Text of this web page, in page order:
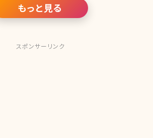
もっと見る
スポンサーリンク